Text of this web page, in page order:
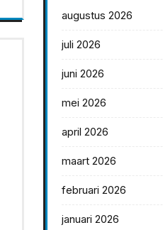
augustus 2026
juli 2026
juni 2026
mei 2026
april 2026
maart 2026
februari 2026
januari 2026